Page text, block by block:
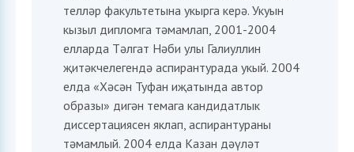
телләр факультетына укырга керә. Укуын
кызыл дипломга тәмамлап, 2001-2004
елларда Тәлгат Нәби улы Галиуллин
җитәкчелегендә аспирантурада укый. 2004
елда «Хәсән Туфан иҗатында автор
образы» дигән темага кандидатлык
диссертациясен яклап, аспирантураны
тәмамлый. 2004 елда Казан дәүләт